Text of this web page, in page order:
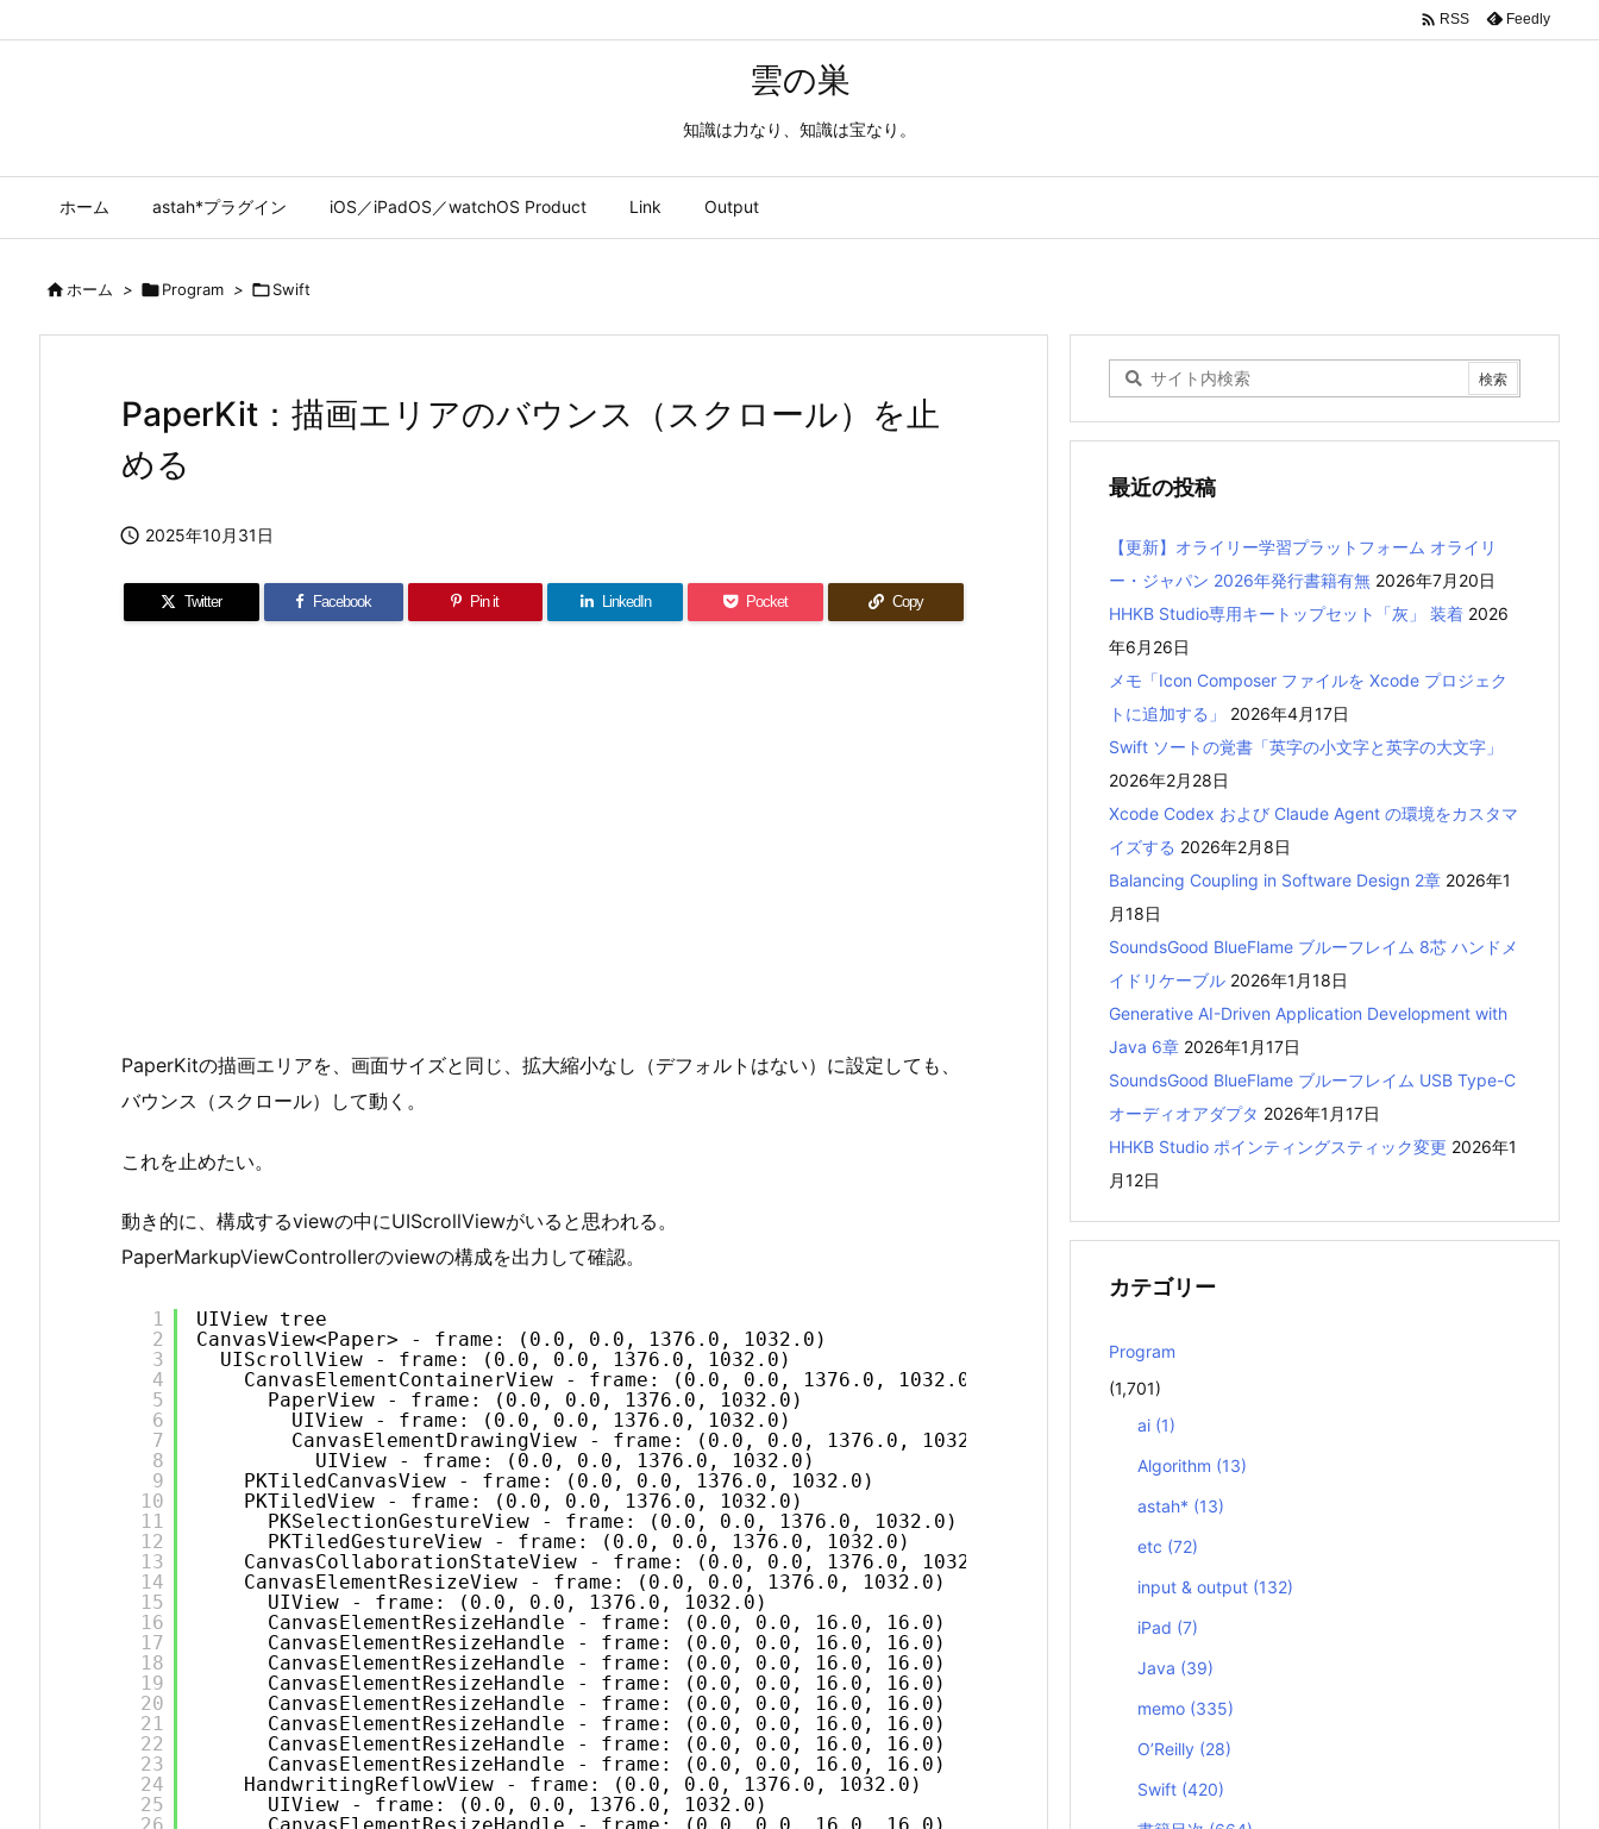
雲の巣
知識は力なり、知識は宝なり。
ホーム astah*プラグイン iOS／iPadOS／watchOS Product Link Output
 RSS Feedly
ホーム > Program > Swift
PaperKit：描画エリアのバウンス（スクロール）を止
める
 2025年10月31日
Twitter Facebook Pin it LinkedIn Pocket Copy
PaperKitの描画エリアを、画面サイズと同じ、拡大縮小なし（デフォルトはない）に設定しても、
バウンス（スクロール）して動く。
これを止めたい。
動き的に、構成するviewの中にUIScrollViewがいると思われる。
PaperMarkupViewControllerのviewの構成を出力して確認。
1
2
3
4
5
6
7
8
9
10
11
12
13
14
15
16
17
18
19
20
21
22
23
24
25
UIView tree
CanvasView<Paper> - frame: (0.0, 0.0, 1376.0, 1032.0)
UIScrollView - frame: (0.0, 0.0, 1376.0, 1032.0)
CanvasElementContainerView - frame: (0.0, 0.0, 1376.0, 1032.0)
PaperView - frame: (0.0, 0.0, 1376.0, 1032.0)
UIView - frame: (0.0, 0.0, 1376.0, 1032.0)
CanvasElementDrawingView - frame: (0.0, 0.0, 1376.0, 1032.0)
UIView - frame: (0.0, 0.0, 1376.0, 1032.0)
PKTiledCanvasView - frame: (0.0, 0.0, 1376.0, 1032.0)
PKTiledView - frame: (0.0, 0.0, 1376.0, 1032.0)
PKSelectionGestureView - frame: (0.0, 0.0, 1376.0, 1032.0)
PKTiledGestureView - frame: (0.0, 0.0, 1376.0, 1032.0)
CanvasCollaborationStateView - frame: (0.0, 0.0, 1376.0, 1032.0)
CanvasElementResizeView - frame: (0.0, 0.0, 1376.0, 1032.0)
UIView - frame: (0.0, 0.0, 1376.0, 1032.0)
CanvasElementResizeHandle - frame: (0.0, 0.0, 16.0, 16.0)
CanvasElementResizeHandle - frame: (0.0, 0.0, 16.0, 16.0)
CanvasElementResizeHandle - frame: (0.0, 0.0, 16.0, 16.0)
CanvasElementResizeHandle - frame: (0.0, 0.0, 16.0, 16.0)
CanvasElementResizeHandle - frame: (0.0, 0.0, 16.0, 16.0)
CanvasElementResizeHandle - frame: (0.0, 0.0, 16.0, 16.0)
CanvasElementResizeHandle - frame: (0.0, 0.0, 16.0, 16.0)
CanvasElementResizeHandle - frame: (0.0, 0.0, 16.0, 16.0)
HandwritingReflowView - frame: (0.0, 0.0, 1376.0, 1032.0)
UIView - frame: (0.0, 0.0, 1376.0, 1032.0)
最近の投稿
【更新】オライリー学習プラットフォーム オライリ
ー・ジャパン 2026年発行書籍有無 2026年7月20日
HHKB Studio専用キートップセット「灰」 装着 2026
年6月26日
メモ「Icon Composer ファイルを Xcode プロジェク
トに追加する」
2026年4月17日
Swift ソートの覚書「英字の小文字と英字の大文字」
2026年2月28日
Xcode Codex および Claude Agent の環境をカスタマ
イズする 2026年2月8日
Balancing Coupling in Software Design 2章 2026年1
月18日
SoundsGood BlueFlame ブルーフレイム 8芯 ハンドメ
イドリケーブル 2026年1月18日
Generative AI-Driven Application Development with
Java 6章 2026年1月17日
SoundsGood BlueFlame ブルーフレイム USB Type-C
オーディオアダプタ 2026年1月17日
HHKB Studio ポインティングスティック変更 2026年1
月12日
カテゴリー
Program
(1,701)
ai (1)
Algorithm (13)
astah* (13)
etc (72)
input & output (132)
iPad (7)
Java (39)
memo (335)
O’Reilly (28)
Swift (420)